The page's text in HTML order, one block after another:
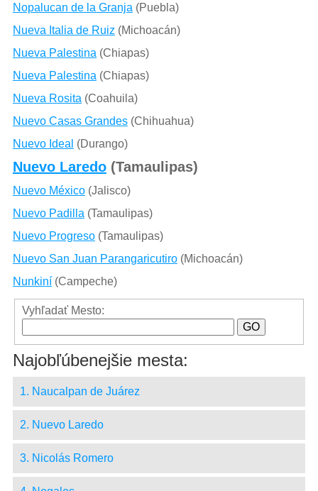
Nopalucan de la Granja (Puebla)
Nueva Italia de Ruiz (Michoacán)
Nueva Palestina (Chiapas)
Nueva Palestina (Chiapas)
Nueva Rosita (Coahuila)
Nuevo Casas Grandes(Chihuahua)
Nuevo Ideal (Durango)
Nuevo Laredo(Tamaulipas)
Nuevo México(Jalisco)
Nuevo Padilla (Tamaulipas)
Nuevo Progreso(Tamaulipas)
Nuevo San Juan Parangaricutiro(Michoacán)
Nunkiní(Campeche)
Vyhľadať Mesto:
Najobľúbenejšie mesta:
1. Naucalpan de Juárez
2. Nuevo Laredo
3. Nicolás Romero